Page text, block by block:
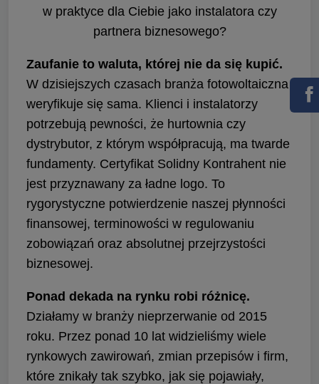
w praktyce dla Ciebie jako instalatora czy
partnera biznesowego?
Zaufanie to waluta, której nie da się kupić.
W dzisiejszych czasach branża fotowoltaiczna
weryfikuje się sama. Klienci i instalatorzy
potrzebują pewności, że hurtownia czy
dystrybutor, z którym współpracują, ma twarde
fundamenty. Certyfikat Solidny Kontrahent nie
jest przyznawany za ładne logo. To
rygorystyczne potwierdzenie naszej płynności
finansowej, terminowości w regulowaniu
zobowiązań oraz absolutnej przejrzystości
biznesowej.
Ponad dekada na rynku robi różnicę.
Działamy w branży nieprzerwanie od 2015
roku. Przez ponad 10 lat widzieliśmy wiele
rynkowych zawirowań, zmian przepisów i firm,
które znikały tak szybko, jak się pojawiały,